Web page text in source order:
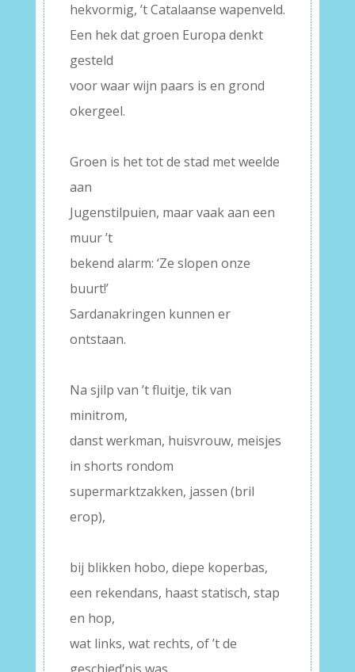
hekvormig, ’t Catalaanse wapenveld.
Een hek dat groen Europa denkt
gesteld
voor waar wijn paars is en grond
okergeel.
Groen is het tot de stad met weelde
aan
Jugenstilpuien, maar vaak aan een
muur ’t
bekend alarm: ‘Ze slopen onze
buurt!’
Sardanakringen kunnen er
ontstaan.
Na sjilp van ’t fluitje, tik van
minitrom,
danst werkman, huisvrouw, meisjes
in shorts rondom
supermarktzakken, jassen (bril
erop),
bij blikken hobo, diepe koperbas,
een rekendans, haast statisch, stap
en hop,
wat links, wat rechts, of ’t de